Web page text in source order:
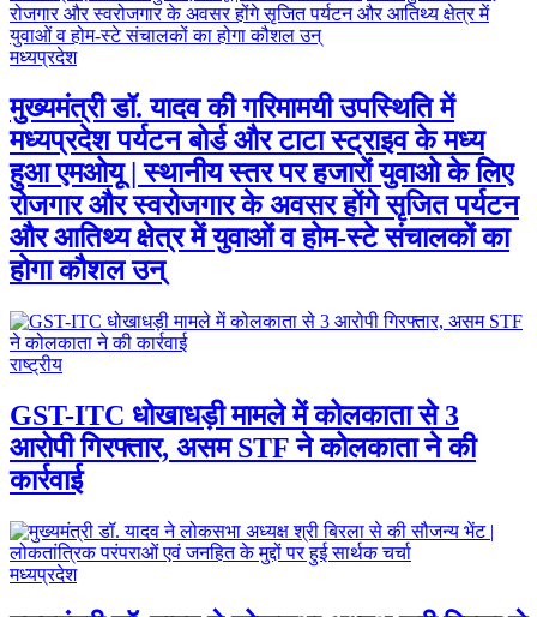
मध्यप्रदेश
मुख्यमंत्री डॉ. यादव की गरिमामयी उपस्थिति में
मध्यप्रदेश पर्यटन बोर्ड और टाटा स्ट्राइव के मध्य
हुआ एमओयू | स्थानीय स्तर पर हजारों युवाओ के लिए
रोजगार और स्वरोजगार के अवसर होंगे सृजित पर्यटन
और आतिथ्य क्षेत्र में युवाओं व होम-स्टे संचालकों का
होगा कौशल उन्
राष्ट्रीय
GST-ITC धोखाधड़ी मामले में कोलकाता से 3
आरोपी गिरफ्तार, असम STF ने कोलकाता ने की
कार्रवाई
मध्यप्रदेश